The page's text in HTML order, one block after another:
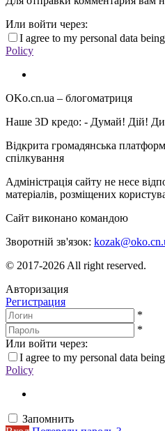
Или войти через:
I agree to my personal data
Policy
OKo.cn.ua – блогоматриця
Наше 3D кредо: - Думай! Дій!
Відкрита громадянська
спілкування
Адміністрація сайту не несе
матеріалів, розміщених
Сайт виконано командою
Зворотній зв'язок:
© 2017-2026 All right reserved.
Авторизация
Регистрация
*
*
Или войти через:
I agree to my personal data
Policy
Запомнить